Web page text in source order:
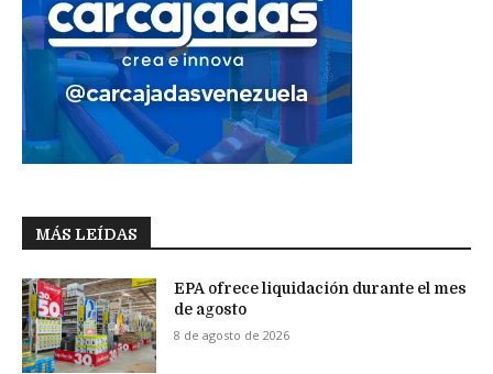
MÁS LEÍDAS
EPA ofrece liquidación durante el mes
de agosto
8 de agosto de 2026